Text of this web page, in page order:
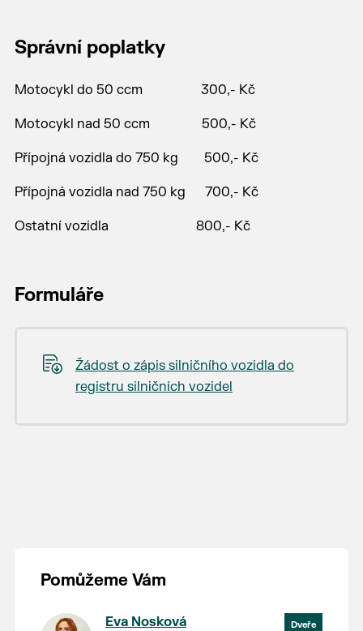
Správní poplatky
Motocykl do 50 ccm 300,- Kč
Motocykl nad 50 ccm 500,- Kč
Přípojná vozidla do 750 kg 500,- Kč
Přípojná vozidla nad 750 kg 700,- Kč
Ostatní vozidla 800,- Kč
Formuláře
Žádost o zápis silničního vozidla do
registru silničních vozidel
Pomůžeme Vám
Eva Nosková